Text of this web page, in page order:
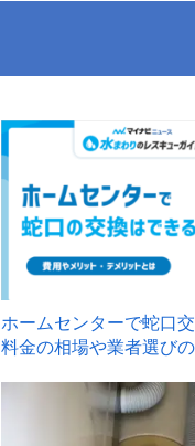
ホームセンターで蛇口交
料金の相場や業者選び